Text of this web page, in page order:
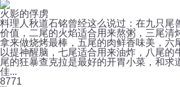
火影的俘虏
料理人秋道石铭曾经这么说过：在九只尾
价值，二尾的火焰适合用来熬粥，三尾清
拿来做烧烤最棒，五尾的肉鲜香味美，六
以提神醒脑，七尾适合用来油炸，八尾的
尾的狂暴查克拉是最好的开胃小菜，和求
佳...
8771